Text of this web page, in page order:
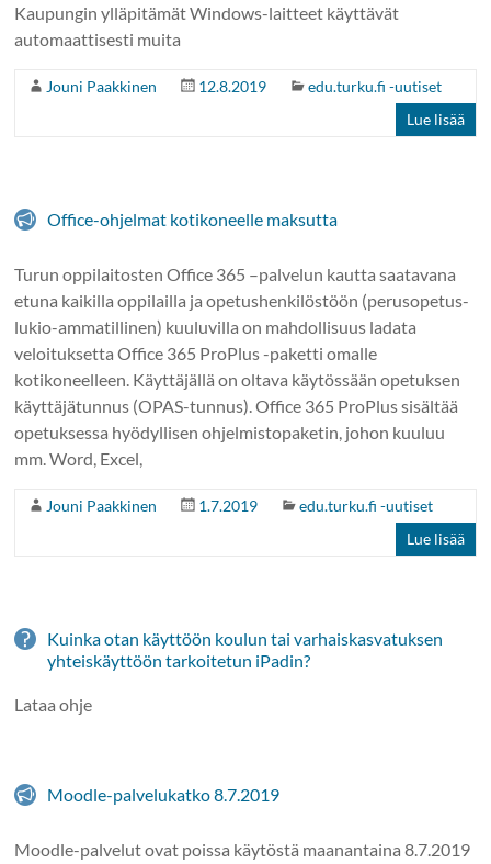
Kaupungin ylläpitämät Windows-laitteet käyttävät
automaattisesti muita
Jouni Paakkinen 12.8.2019
edu.turku.fi -uutiset
Lue lisää
Office-ohjelmat kotikoneelle maksutta
Turun oppilaitosten Office 365 –palvelun kautta saatavana
etuna kaikilla oppilailla ja opetushenkilöstöön (perusopetus-
lukio-ammatillinen) kuuluvilla on mahdollisuus ladata
veloituksetta Office 365 ProPlus -paketti omalle
kotikoneelleen. Käyttäjällä on oltava käytössään opetuksen
käyttäjätunnus (OPAS-tunnus). Office 365 ProPlus sisältää
opetuksessa hyödyllisen ohjelmistopaketin, johon kuuluu
mm. Word, Excel,
Jouni Paakkinen 1.7.2019
edu.turku.fi -uutiset
Lue lisää
Kuinka otan käyttöön koulun tai varhaiskasvatuksen
yhteiskäyttöön tarkoitetun iPadin?
Lataa ohje
Moodle-palvelukatko 8.7.2019
Moodle-palvelut ovat poissa käytöstä maanantaina 8.7.2019